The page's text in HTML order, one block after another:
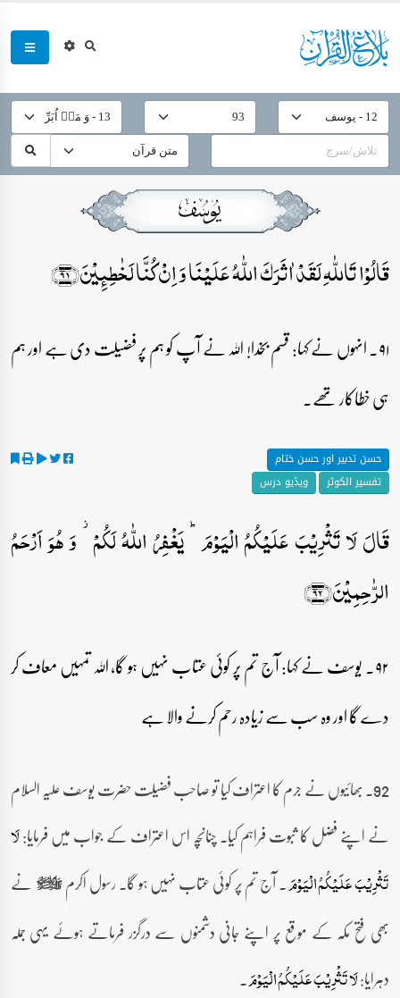
قَالُوۡا تَاللّٰہِ لَقَدۡ اٰثَرَکَ اللّٰہُ عَلَیۡنَا وَ اِنۡ کُنَّا لَخٰطِئِیۡنَ﴿۹۱﴾
۹۱۔ انہوں نے کہا: قسم بخدا! اللہ نے آپ کو ہم پر فضیلت دی ہے اور ہم
ہی خطاکار تھے۔
حسن تدبیر اور حسن ختام
تفسیر الکوثر
ویڈیو درس
قَالَ لَا تَثۡرِیۡبَ عَلَیۡکُمُ الۡیَوۡمَ ؕ یَغۡفِرُ اللّٰہُ لَکُمۡ ۫ وَ ہُوَ اَرۡحَمُ
الرّٰحِمِیۡنَ﴿۹۲﴾
۹۲۔ یوسف نے کہا: آج تم پر کوئی عتاب نہیں ہو گا، اللہ تمہیں معاف کر
دے گا اور وہ سب سے زیادہ رحم کرنے والا ہے
92۔ بھائیوں نے جرم کا اعتراف کیا تو صاحب فضیلت حضرت یوسف علیہ السلام
نے اپنے فضل کا ثبوت فراہم کیا۔ چنانچہ اس اعتراف کے جواب میں فرمایا:لَا
تَثۡرِیۡبَ عَلَیۡکُمُ الۡیَوۡمَ۔ آج تم پر کوئی عتاب نہیں ہو گا۔ رسول اکرمصلى‌الله‌عليه‌وآله‌وسلم نے
بھی فتح مکہ کے موقع پر اپنے جانی دشمنوں سے درگزر فرماتے ہوئے یہی جملہ
دہرایا:لَا تَثۡرِیۡبَ عَلَیۡکُمُ الۡیَوۡمَ۔